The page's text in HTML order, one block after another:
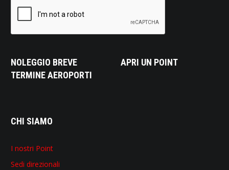
NOLEGGIO BREVE
TERMINE AEROPORTI
APRI UN POINT
CHI SIAMO
I nostri Point
Sedi direzionali